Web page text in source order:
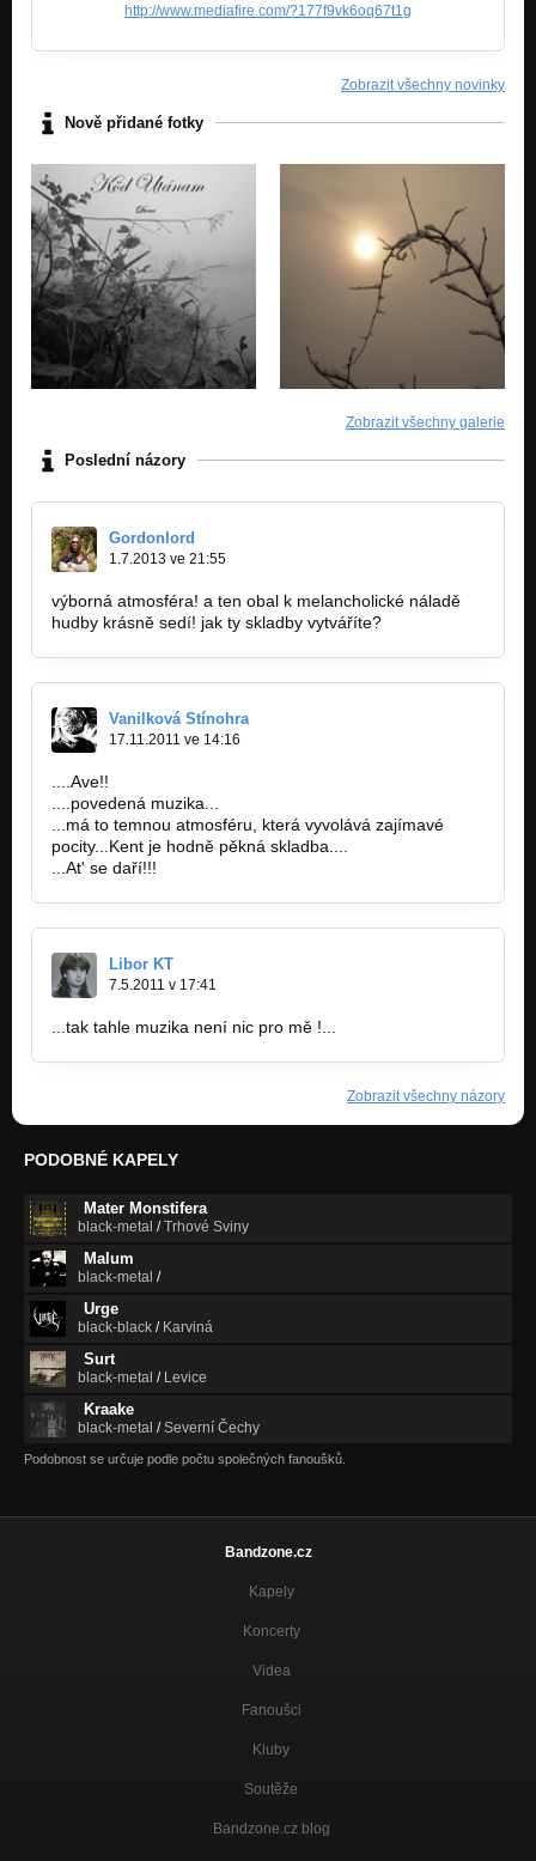
http://www.mediafire.com/?177f9vk6oq67t1g
Zobrazit všechny novinky
Nově přidané fotky
Zobrazit všechny galerie
Poslední názory
Gordonlord
1.7.2013 ve 21:55
výborná atmosféra! a ten obal k melancholické náladě
hudby krásně sedí! jak ty skladby vytváříte?
Vanilková Stínohra
17.11.2011 ve 14:16
....Ave!!
....povedená muzika...
...má to temnou atmosféru, která vyvolává zajímavé
pocity...Kent je hodně pěkná skladba....
...At' se daří!!!
Libor KT
7.5.2011 v 17:41
...tak tahle muzika není nic pro mě !...
Zobrazit všechny názory
PODOBNÉ KAPELY
Mater Monstifera
black-metal /Trhové Sviny
Malum
black-metal /
Urge
black-black / Karviná
Surt
black-metal / Levice
Kraake
black-metal /Severní Čechy
Podobnost se určuje podle počtu společných fanoušků.
Bandzone.cz
Kapely
Koncerty
Videa
Fanoušci
Kluby
Soutěže
Bandzone.cz blog